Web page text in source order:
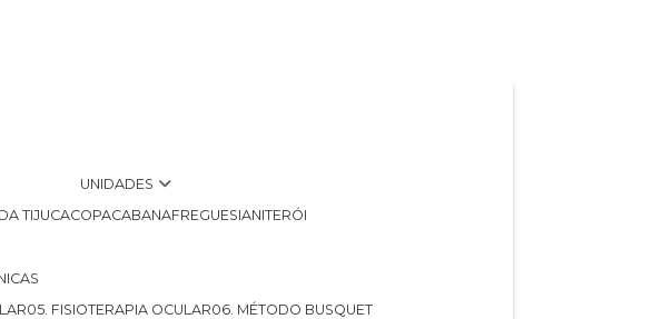
UNIDADES
TIJUCA
COPACABANA FREGUESIA
NITERÓI
05. FISIOTERAPIA OCULAR
06. MÉTODO BUSQUET